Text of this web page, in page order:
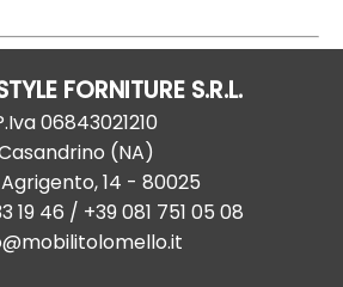
FORNITURE S.R.L.
06843021210
(NA)
14 - 80025
19 46 / +39 081 751 05 08